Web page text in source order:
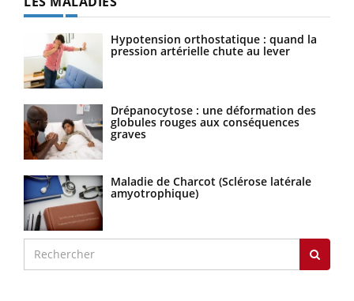
Hypotension orthostatique : quand la
pression artérielle chute au lever
Drépanocytose : une déformation des
globules rouges aux conséquences
graves
Maladie de Charcot (Sclérose latérale
amyotrophique)